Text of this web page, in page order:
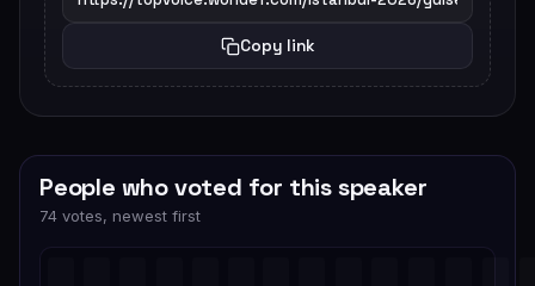
Copy link
People who voted for this speaker
74 votes, newest first